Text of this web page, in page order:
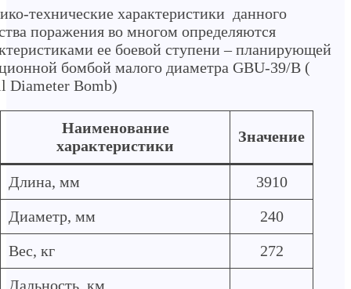
технические характеристики данного
поражения во многом определяются
ее боевой ступени – планирующей
бомбой малого диаметра GBU-39/B (
Diameter Bomb)
Наименование
характеристики
Значение
Длина, мм
3910
Диаметр, мм
240
Вес, кг
272
Дальность, км